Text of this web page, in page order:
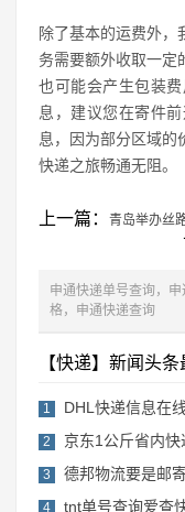
除了基本的运费外，
务需要额外收取一定
也可能会产生包装
息，建议您在寄件
息，因为部分区域的
快递之旅畅通无阻。
上一篇： 青岛举办丝
申通快递单号查询，
格，申通快递查询
【快递】新闻头
1 DHL快递信息在
2 京东1公斤省内快
3 德邦物流要是邮
4 tnt单号查询爱查